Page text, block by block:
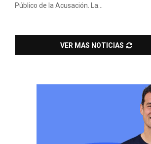
Público de la Acusación. La...
VER MAS NOTICIAS